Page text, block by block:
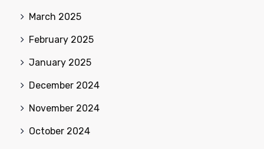
March 2025
February 2025
January 2025
December 2024
November 2024
October 2024